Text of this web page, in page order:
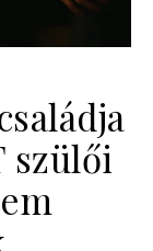
szülői